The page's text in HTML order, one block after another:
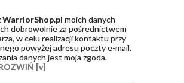
WarriorShop.pl moich danych
dobrowolnie za pośrednictwem
w celu realizacji kontaktu przy
powyżej adresu poczty e-mail.
danych jest moja zgoda.
[v]